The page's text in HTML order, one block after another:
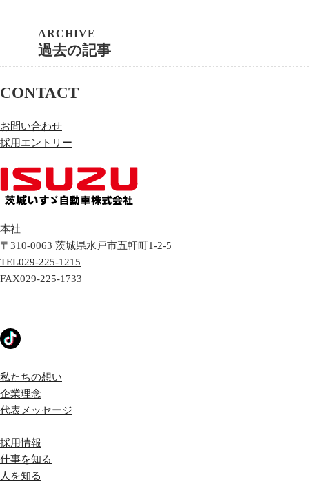
過去の記事
CONTACT
お問い合わせ
採用エントリー
本社
〒310-0063 茨城県水戸市五軒町1-2-5
TEL029-225-1215
FAX029-225-1733
私たちの想い
企業理念
代表メッセージ
採用情報
仕事を知る
人を知る